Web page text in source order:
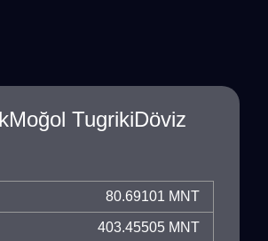
TugrikiDöviz
80.69101 MNT
403.45505 MNT